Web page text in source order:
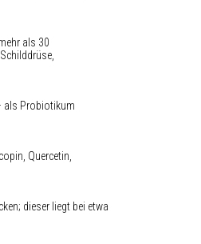
als 30
als Probiotikum
Quercetin,
dieser liegt bei etwa